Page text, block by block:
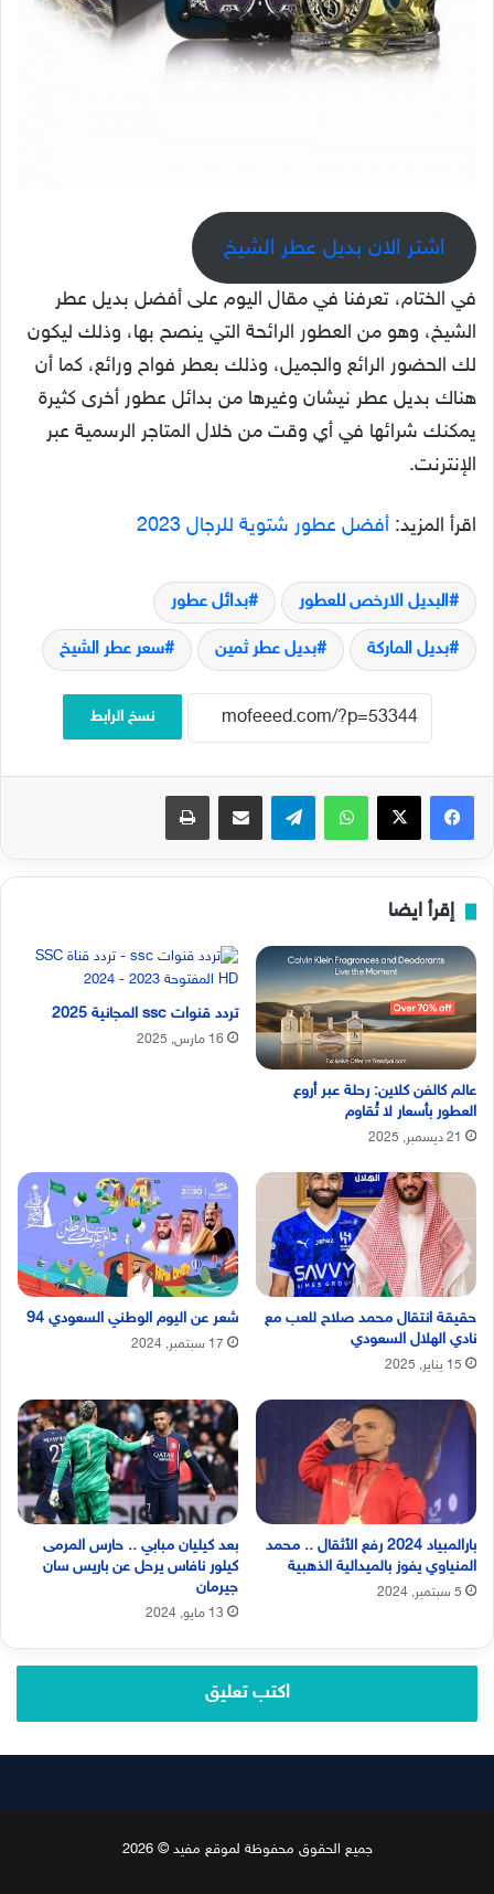
اشتر الان بديل عطر الشيخ
في الختام، تعرفنا في مقال اليوم على أفضل بديل عطر
الشيخ، وهو من العطور الرائحة التي ينصح بها، وذلك ليكون
لك الحضور الرائع والجميل، وذلك بعطر فواح ورائع، كما أن
هناك بديل عطر نيشان وغيرها من بدائل عطور أخرى كثيرة
يمكنك شرائها في أي وقت من خلال المتاجر الرسمية عبر
الإنترنت.
اقرأ المزيد: أفضل عطور شتوية للرجال 2023
البديل الارخص للعطور بدائل عطور
بديل الماركة بديل عطر ثمين سعر عطر الشيخ
نسخ الرابط
فيسبوك‫X واتساب تيلقرام مشاركة عبر البريد طباعة
إقرأ ايضا
عالم كالفن كلاين: رحلة عبر أروع
العطور بأسعار لا تُقاوم
21 ديسمبر, 2025
تردد قنوات ssc المجانية 2025
16 مارس, 2025
حقيقة انتقال محمد صلاح للعب مع
نادي الهلال السعودي
15 يناير, 2025
شعر عن اليوم الوطني السعودي 94
17 سبتمبر, 2024
بارالمبياد 2024 رفع الأثقال .. محمد
المنياوي يفوز بالميدالية الذهبية
5 سبتمبر, 2024
بعد كيليان مبابي .. حارس المرمى
كيلور نافاس يرحل عن باريس سان
جيرمان
13 مايو, 2024
اكتب تعليق
جميع الحقوق محفوظة لموقع مفيد © 2026